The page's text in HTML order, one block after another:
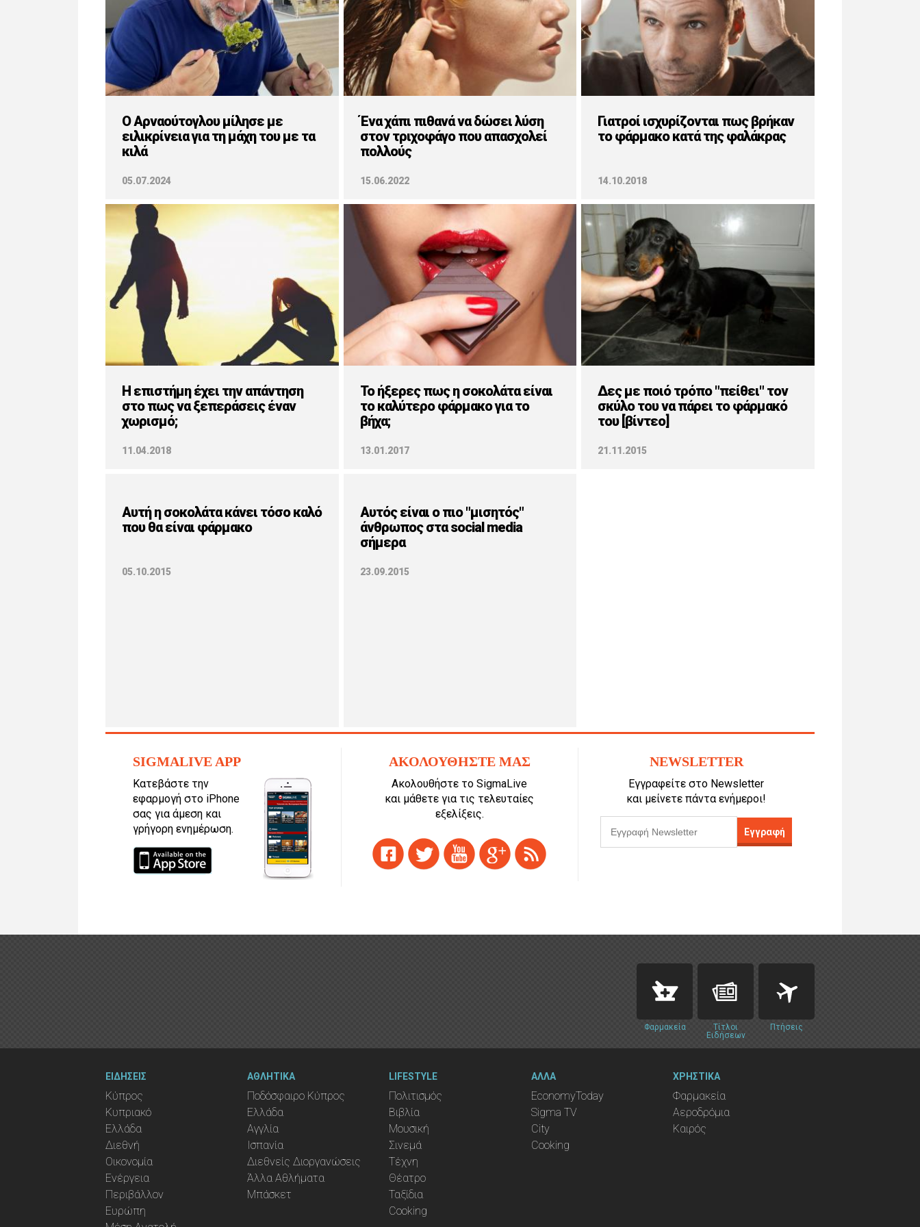
O Αρναούτογλου μίλησε με
ειλικρίνεια για τη μάχη του με τα
κιλά
05.07.2024
Ένα χάπι πιθανά να δώσει λύση
στον τριχοφάγο που απασχολεί
πολλούς
15.06.2022
Γιατροί ισχυρίζονται πως βρήκαν
το φάρμακο κατά της φαλάκρας
14.10.2018
H επιστήμη έχει την απάντηση
στο πως να ξεπεράσεις έναν
χωρισμό;
11.04.2018
To ήξερες πως η σοκολάτα είναι
το καλύτερο φάρμακο για το
βήχα;
13.01.2017
Δες με ποιό τρόπο "πείθει" τον
σκύλο του να πάρει το φάρμακό
του [βίντεο]
21.11.2015
Αυτή η σοκολάτα κάνει τόσο καλό
που θα είναι φάρμακο
05.10.2015
Αυτός είναι ο πιο "μισητός"
άνθρωπος στα social media
σήμερα
23.09.2015
SIGMALIVE APP
Κατεβάστε την
εφαρμογή στο iPhone
σας για άμεση και
γρήγορη ενημέρωση.
ΑΚΟΛΟΥΘΗΣΤΕ ΜΑΣ
Ακολουθήστε το SigmaLive
και μάθετε για τις τελευταίες
εξελίξεις.
NEWSLETTER
Εγγραφείτε στο Newsletter
και μείνετε πάντα ενήμεροι!
Εγγραφή
Φαρμακεία
Τίτλοι
Ειδήσεων
Πτήσεις
ΕΙΔΗΣΕΙΣ
Κύπρος
Κυπριακό
Ελλάδα
Διεθνή
Οικονομία
Ενέργεια
Περιβάλλον
Ευρώπη
ΑΘΛΗΤΙΚΑ
Ποδόσφαιρο Κύπρος
Ελλάδα
Αγγλία
Ισπανία
Διεθνείς Διοργανώσεις
Άλλα Αθλήματα
Μπάσκετ
LIFESTYLE
Πολιτισμός
Βιβλία
Μουσική
Σινεμά
Τέχνη
Θέατρο
Ταξίδια
Cooking
ΑΛΛΑ
EconomyToday
Sigma TV
City
Cooking
ΧΡΗΣΤΙΚΑ
Φαρμακεία
Αεροδρόμια
Καιρός